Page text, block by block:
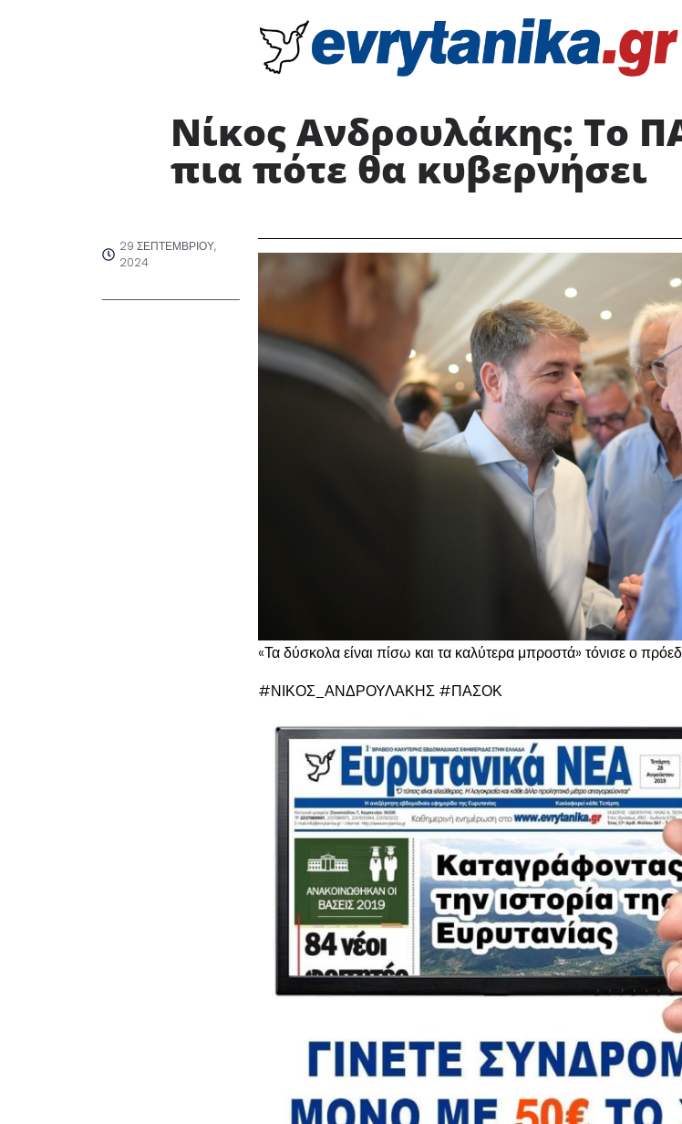
Νίκος Ανδρουλάκης: Το
πια πότε θα κυβερνήσει
29 ΣΕΠΤΕΜΒΡΊΟΥ,
2024
«Τα δύσκολα είναι πίσω και τα καλύτερα μπροστά» τόνισε ο
#ΝΙΚΟΣ_ΑΝΔΡΟΥΛΑΚΗΣ #ΠΑΣΟΚ